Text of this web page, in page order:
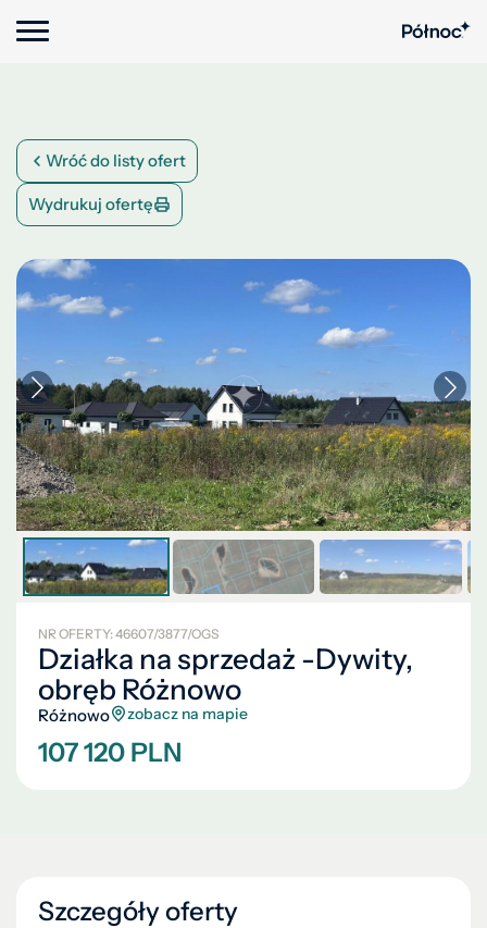
Wróć do listy ofert
Wydrukuj ofertę
NR OFERTY: 46607/3877/OGS
Działka na sprzedaż -Dywity,
obręb Różnowo
Różnowo zobacz na mapie
107 120 PLN
Szczegóły oferty